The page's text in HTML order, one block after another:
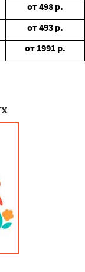
от498 р.
от493 р.
от 1991 р.